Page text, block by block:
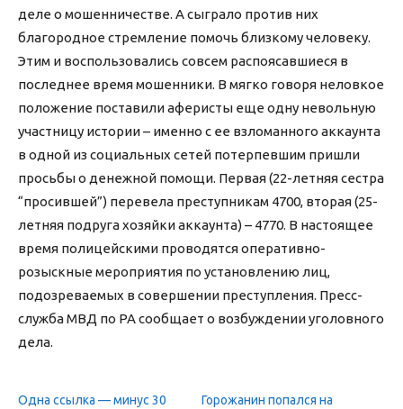
деле о мошенничестве. А сыграло против них
благородное стремление помочь близкому человеку.
Этим и воспользовались совсем распоясавшиеся в
последнее время мошенники. В мягко говоря неловкое
положение поставили аферисты еще одну невольную
участницу истории – именно с ее взломанного аккаунта
в одной из социальных сетей потерпевшим пришли
просьбы о денежной помощи. Первая (22-летняя сестра
“просившей”) перевела преступникам 4700, вторая (25-
летняя подруга хозяйки аккаунта) – 4770. В настоящее
время полицейскими проводятся оперативно-
розыскные мероприятия по установлению лиц,
подозреваемых в совершении преступления. Пресс-
служба МВД по РА сообщает о возбуждении уголовного
дела.
Одна ссылка — минус 30
Горожанин попался на